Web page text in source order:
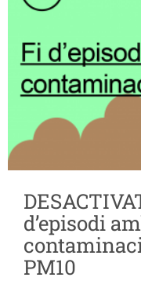
d’episodi
PM10